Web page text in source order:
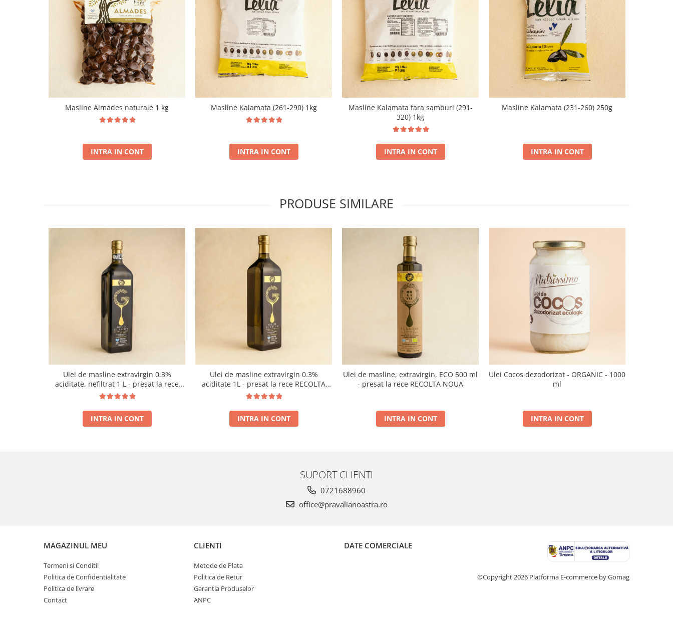
Masline Almades naturale 1 kg
INTRA IN CONT
Masline Kalamata (261-290) 1kg
INTRA IN CONT
Masline Kalamata fara samburi (291-
320) 1kg
INTRA IN CONT
Masline Kalamata (231-260) 250g
INTRA IN CONT
PRODUSE SIMILARE
Ulei de masline extravirgin 0.3%
aciditate, nefiltrat 1 L - presat la rece
RECOLTA NOUA
INTRA IN CONT
Ulei de masline extravirgin 0.3%
aciditate 1L - presat la rece RECOLTA
NOUA
INTRA IN CONT
Ulei de masline, extravirgin, ECO 500 ml
- presat la rece RECOLTA NOUA
INTRA IN CONT
Ulei Cocos dezodorizat - ORGANIC - 1000
ml
INTRA IN CONT
SUPORT CLIENTI
0721688960
office@pravalianoastra.ro
MAGAZINUL MEU
Termeni si Conditii
Politica de Confidentialitate
Politica de livrare
Contact
CLIENTI
Metode de Plata
Politica de Retur
Garantia Produselor
ANPC
DATE COMERCIALE
©Copyright 2026 Platforma E-commerce by Gomag